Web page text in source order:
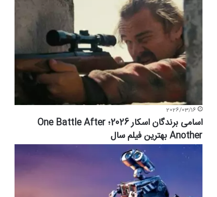
2026/03/16
اسامی برندگان اسکار 2026؛ One Battle After
Another بهترین فیلم سال